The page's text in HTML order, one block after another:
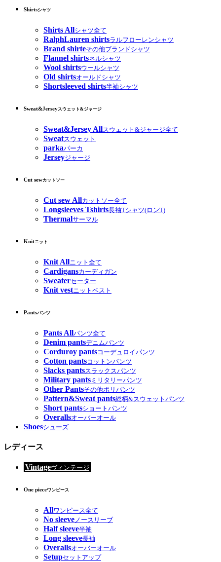
Shirtsシャツ
Shirts Allシャツ全て
RalphLauren shirtsラルフローレンシャツ
Brand shirteその他ブランドシャツ
Flannel shirtsネルシャツ
Wool shirtsウールシャツ
Old shirtsオールドシャツ
Shortsleeved shirts半袖シャツ
Sweat&Jerseyスウェット&ジャージ
Sweat&Jersey Allスウェット&ジャージ全て
Sweatスウェット
parkaパーカ
Jerseyジャージ
Cut sewカットソー
Cut sew Allカットソー全て
Longsleeves Tshirts長袖Tシャツ(ロンT)
Thermalサーマル
Knitニット
Knit Allニット全て
Cardigansカーディガン
Sweaterセーター
Knit vestニットベスト
Pantsパンツ
Pants Allパンツ全て
Denim pantsデニムパンツ
Corduroy pantsコーデュロイパンツ
Cotton pantsコットンパンツ
Slacks pantsスラックスパンツ
Military pants ミリタリーパンツ
Other Pantsその他ポリパンツ
Pattern&Sweat pants総柄&スウェットパンツ
Short pantsショートパンツ
Overallsオーバーオール
Shoesシューズ
レディース
Vintageヴィンテージ
One pieceワンピース
Allワンピース全て
No sleeveノースリーブ
Half sleeve半袖
Long sleeve長袖
Overallsオーバーオール
Setupセットアップ